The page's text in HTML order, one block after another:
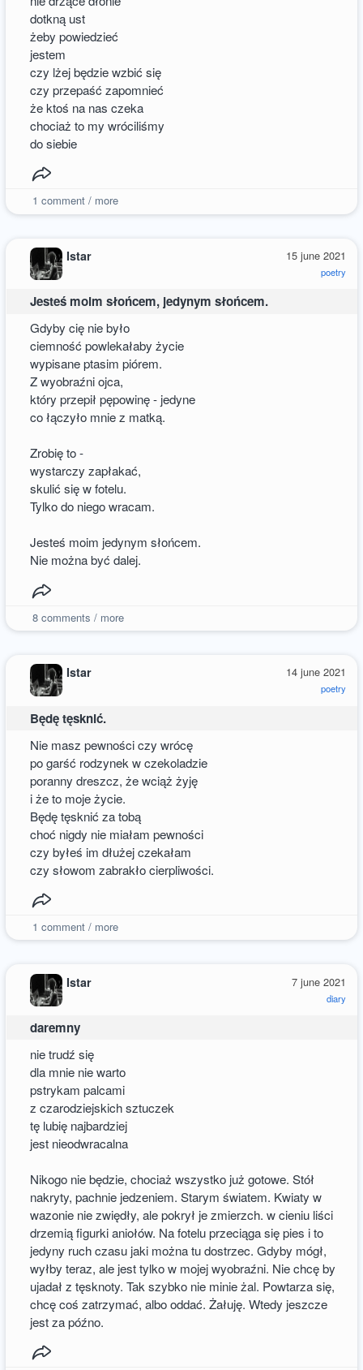
dotkną ust
żeby powiedzieć
jestem
czy lżej będzie wzbić się
czy przepaść zapomnieć
że ktoś na nas czeka
chociaż to my wróciliśmy
do siebie
1 comment / more
15 june 2021
poetry
Istar
Jesteś moim słońcem, jedynym słońcem.
Gdyby cię nie było
ciemność powlekałaby życie
wypisane ptasim piórem.
Z wyobraźni ojca,
który przepił pępowinę - jedyne
co łączyło mnie z matką.
Zrobię to -
wystarczy zapłakać,
skulić się w fotelu.
Tylko do niego wracam.
Jesteś moim jedynym słońcem.
Nie można być dalej.
8comments / more
14 june 2021
poetry
Istar
Będę tęsknić.
Nie masz pewności czy wrócę
po garść rodzynek w czekoladzie
poranny dreszcz, że wciąż żyję
i że to moje życie.
Będę tęsknić za tobą
choć nigdy nie miałam pewności
czy byłeś im dłużej czekałam
czy słowom zabrakło cierpliwości.
1 comment / more
7 june 2021
diary
Istar
daremny
nie trudź się
dla mnie nie warto
pstrykam palcami
z czarodziejskich sztuczek
tę lubię najbardziej
jest nieodwracalna
Nikogo nie będzie, chociaż wszystko już gotowe. Stół
nakryty, pachnie jedzeniem. Starym światem. Kwiaty w
wazonie nie zwiędły, ale pokrył je zmierzch. w cieniu liści
drzemią figurki aniołów. Na fotelu przeciąga się pies i to
jedyny ruch czasu jaki można tu dostrzec. Gdyby mógł,
wyłby teraz, ale jest tylko w mojej wyobraźni. Nie chcę by
ujadał z tęsknoty. Tak szybko nie minie żal. Powtarza się,
chcę coś zatrzymać, albo oddać. Żałuję. Wtedy jeszcze
jest za późno.